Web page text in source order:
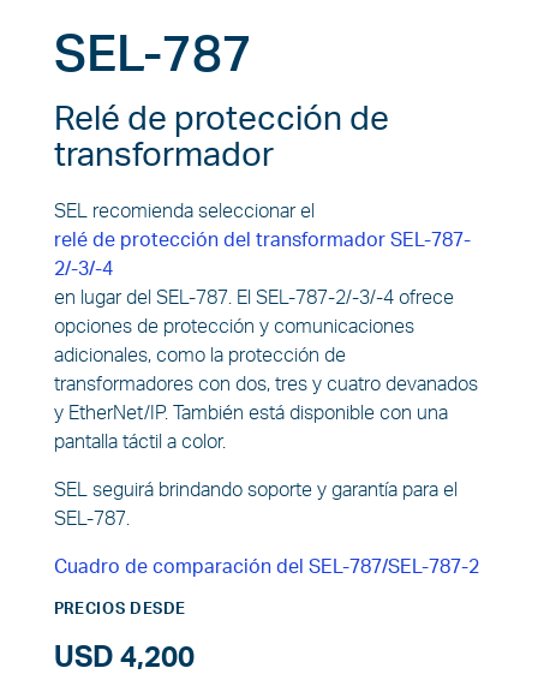
SEL-787
Relé de protección de
transformador
SEL recomienda seleccionar el
relé de protección del transformador SEL-787-
2/-3/-4
en lugar del SEL-787. El SEL-787-2/-3/-4 ofrece
opciones de protección y comunicaciones
adicionales, como la protección de
transformadores con dos, tres y cuatro devanados
y EtherNet/IP. También está disponible con una
pantalla táctil a color.
SEL seguirá brindando soporte y garantía para el
SEL-787.
Cuadro de comparación del SEL-787/SEL-787-2
PRECIOS DESDE
USD 4,200